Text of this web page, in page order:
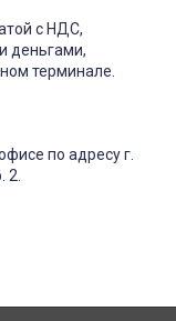
с НДС,
деньгами,
терминале.
по адресу г.
2.